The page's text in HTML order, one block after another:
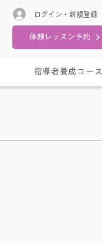
ログイン・新規登録
体験レッスン予約
指導者養成コース